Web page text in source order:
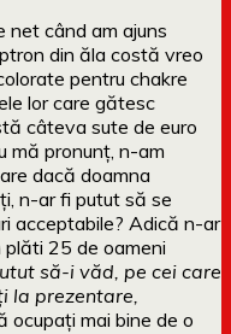
net când am ajuns
din ăla costă vreo
pentru chakre
lor care gătesc
câteva sute de euro
mă pronunț, n-am
dacă doamna
n-ar fi putut să se
acceptabile? Adică n-ar
25 de oameni
să-i văd, pe cei care
la prezentare,
ocupați mai bine de o